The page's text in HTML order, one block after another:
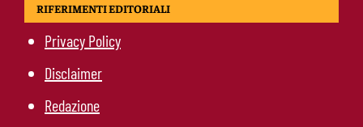
RIFERIMENTI EDITORIALI
Privacy Policy
Disclaimer
Redazione